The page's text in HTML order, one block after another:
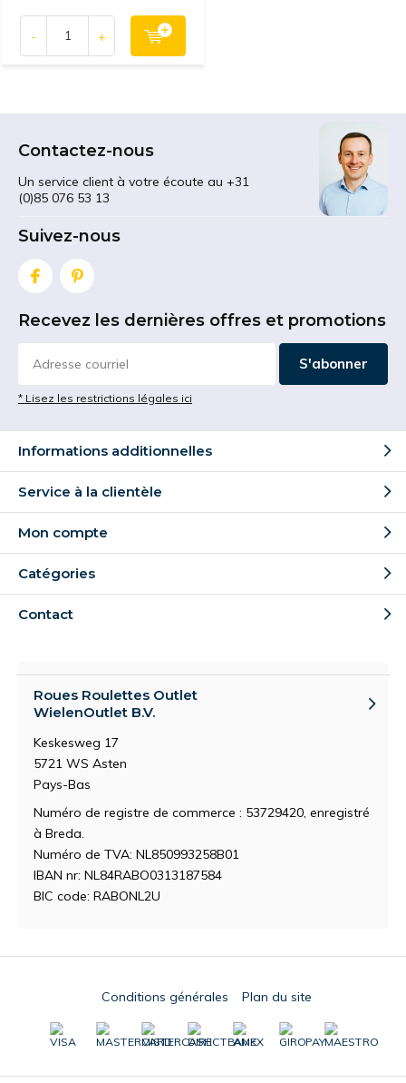
- +
Contactez-nous
Un service client à votre écoute au +31
(0)85 076 53 13
Suivez-nous
Recevez les dernières offres et promotions
S'abonner
* Lisez les restrictions légales ici
Informations additionnelles
Service à la clientèle
Mon compte
Catégories
Contact
Roues Roulettes Outlet
WielenOutlet B.V.
Keskesweg 17
5721 WS Asten
Pays-Bas
Numéro de registre de commerce : 53729420, enregistré
à Breda.
Numéro de TVA: NL850993258B01
IBAN nr: NL84RABO0313187584
BIC code: RABONL2U
Conditions générales Plan du site